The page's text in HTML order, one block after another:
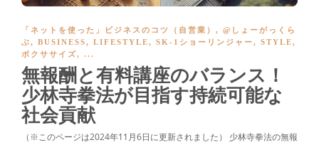
「ネットを使った」ビジネスのコツ（自営業） , @しょーがっくら
ぶ, BUSINESS, LIFESTYLE, SK-1ショーリンジャー, STYLE,
ボクササイズ, ...
無報酬と有料講座のバランス！
少林寺拳法が目指す持続可能な
社会貢献
（※このページは2024年11月6日に更新されました） 少林寺拳法の無報